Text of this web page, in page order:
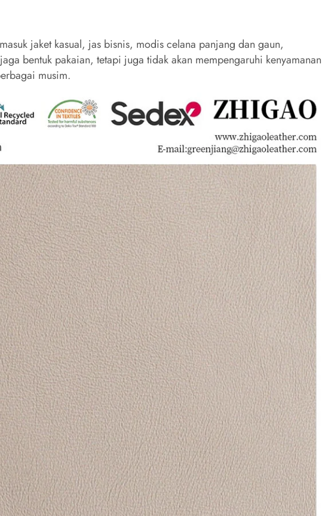
jaket kasual, jas bisnis, modis celana panjang dan gaun,
bentuk pakaian, tetapi juga tidak akan mempengaruhi kenyamanan
musim.